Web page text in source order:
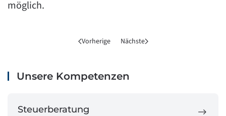
möglich.
Vorherige Nächste
Unsere Kompetenzen
Steuerberatung